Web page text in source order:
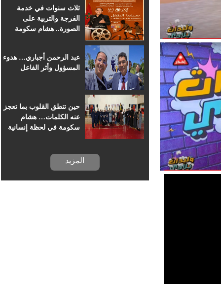
ثلاث سنوات في خدمة
الفرجة والتربية على
الصورة.. هشام سكومة
عبد الرحمن أجباري… هدوء
المسؤول وأثر الفاعل
حين تنطق القلوب بما تعجز
عنه الكلمات… هشام
سكومة في لحظة إنسانية
المزيد